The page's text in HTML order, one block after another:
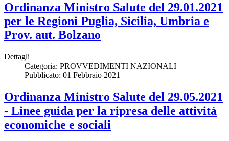
Ordinanza Ministro Salute del 29.01.2021
per le Regioni Puglia, Sicilia, Umbria e
Prov. aut. Bolzano
Dettagli
Categoria: PROVVEDIMENTI NAZIONALI
Pubblicato: 01 Febbraio 2021
Ordinanza Ministro Salute del 29.05.2021
- Linee guida per la ripresa delle attività
economiche e sociali